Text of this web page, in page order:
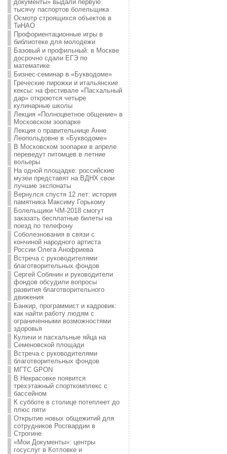
документы» выдали первую
тысячу паспортов болельщика
Осмотр строящихся объектов в
ТиНАО
Профориентационные игры в
библиотеке для молодежи
Базовый и профильный: в Москве
досрочно сдали ЕГЭ по
математике
Бизнес-семинар в «Букводоме»
Греческие пирожки и итальянские
кексы: на фестивале «Пасхальный
дар» откроются четыре
кулинарные школы
Лекция «Полноцветное общение» в
Московском зоопарке
Лекция о правительнице Анне
Леопольдовне в «Букводоме»
В Московском зоопарке в апреле
переведут питомцев в летние
вольеры
На одной площадке: российские
музеи представят на ВДНХ свои
лучшие экспонаты
Вернулся спустя 12 лет: история
памятника Максиму Горькому
Болельщики ЧМ-2018 смогут
заказать бесплатные билеты на
поезд по телефону
Соболезнования в связи с
кончиной народного артиста
России Олега Анофриева
Встреча с руководителями
благотворительных фондов
Сергей Собянин и руководители
фондов обсудили вопросы
развития благотворительного
движения
Банкир, программист и кадровик:
как найти работу людям с
ограниченными возможностями
здоровья
Куличи и пасхальные яйца на
Семеновской площади
Встреча с руководителями
благотворительных фондов
МГТС GPON
В Некрасовке появится
трехэтажный спорткомплекс с
бассейном
К субботе в столице потеплеет до
плюс пяти
Открытие новых общежитий для
сотрудников Росгвардии в
Строгине
«Мои Документы»: центры
госуслуг в Котловке и